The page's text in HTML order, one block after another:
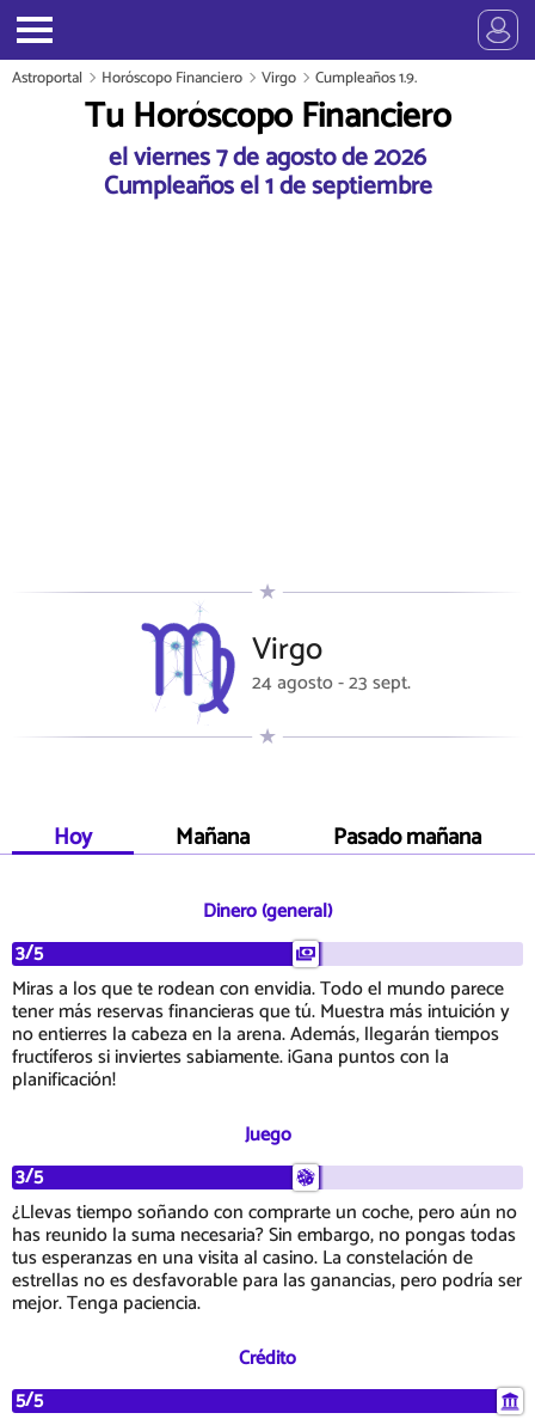
Astroportal Horóscopo Financiero Virgo Cumpleaños 1.9.
Tu Horóscopo Financiero
el viernes 7 de agosto de 2026
Cumpleaños el 1 de septiembre
Virgo
24 agosto - 23 sept.
Hoy Mañana Pasado mañana
Dinero (general)
3/5
Miras a los que te rodean con envidia. Todo el mundo parece
tener más reservas financieras que tú. Muestra más intuición y
no entierres la cabeza en la arena. Además, llegarán tiempos
fructíferos si inviertes sabiamente. ¡Gana puntos con la
planificación!
Juego
3/5
¿Llevas tiempo soñando con comprarte un coche, pero aún no
has reunido la suma necesaria? Sin embargo, no pongas todas
tus esperanzas en una visita al casino. La constelación de
estrellas no es desfavorable para las ganancias, pero podría ser
mejor. Tenga paciencia.
Crédito
5/5